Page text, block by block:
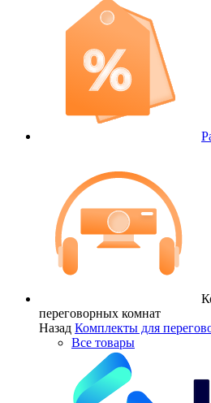
переговорных комнат
Назад Комплекты для
Все товары